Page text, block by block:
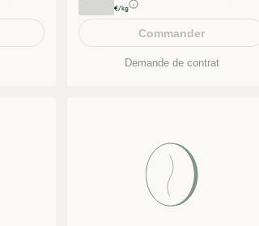
€/kg
Commander
Demande de contrat